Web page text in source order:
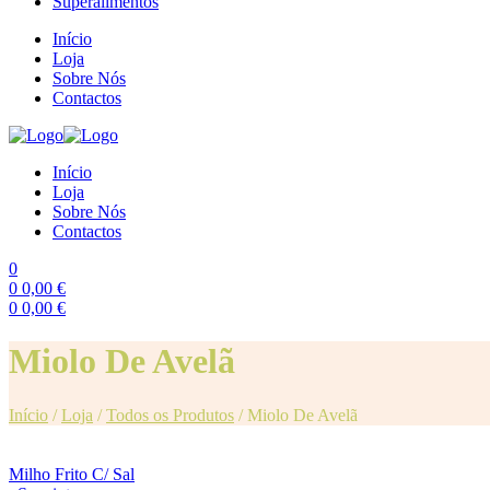
Início
Loja
Sobre Nós
Contactos
Início
Loja
Sobre Nós
Contactos
0
0 0,00 €
0 0,00 €
Miolo De Avelã
Início /Loja /Todos os Produtos /Miolo De Avelã
Milho Frito C/ Sal